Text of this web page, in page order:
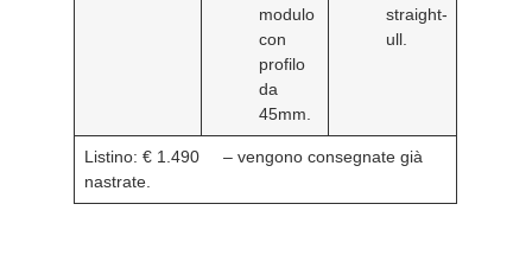
modulo
con
profilo
da
45mm.
straight-
ull.
Listino: € 1.490– vengono consegnate già
nastrate.